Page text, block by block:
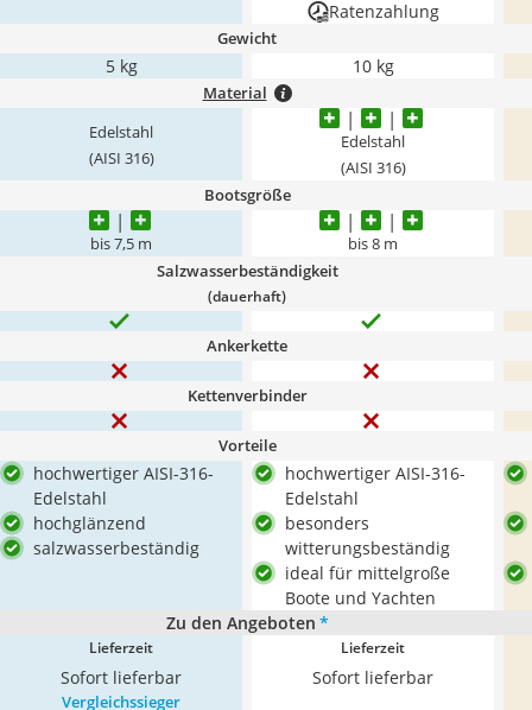
Ratenzahlung
Gewicht
5 kg 10 kg
Material
Edelstahl
(AISI 316)
Edelstahl
(AISI 316)
Bootsgröße
bis 7,5 m bis 8 m
Salzwasserbeständigkeit
(dauerhaft)
Ankerkette
Kettenverbinder
Vorteile
hochwertiger AISI-316-
Edelstahl
hochglänzend
salzwasserbeständig
hochwertiger AISI-316-
Edelstahl
besonders
witterungsbeständig
ideal für mittelgroße
Boote und Yachten
Zu den Angeboten *
Lieferzeit
Sofort lieferbar
Lieferzeit
Sofort lieferbar
Vergleichssieger